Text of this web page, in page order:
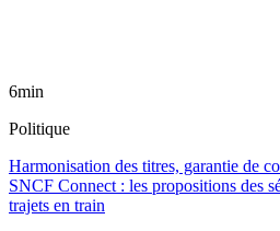
6min
Politique
Harmonisation des titres, garantie de
SNCF Connect : les propositions des
trajets en train